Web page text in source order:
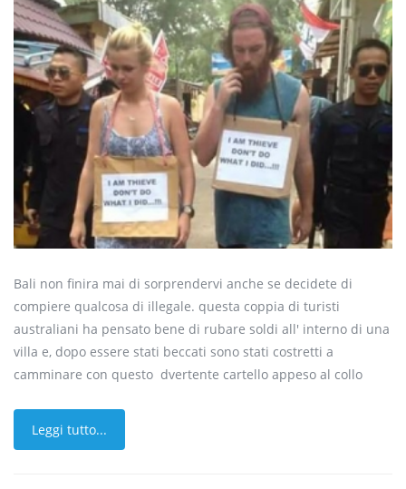
Bali non finira mai di sorprendervi anche se decidete di
compiere qualcosa di illegale. questa coppia di turisti
australiani ha pensato bene di rubare soldi all' interno di una
villa e, dopo essere stati beccati sono stati costretti a
camminare con questo dvertente cartello appeso al collo
Leggi tutto...